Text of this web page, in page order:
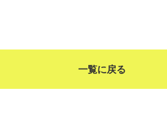
一覧に戻る